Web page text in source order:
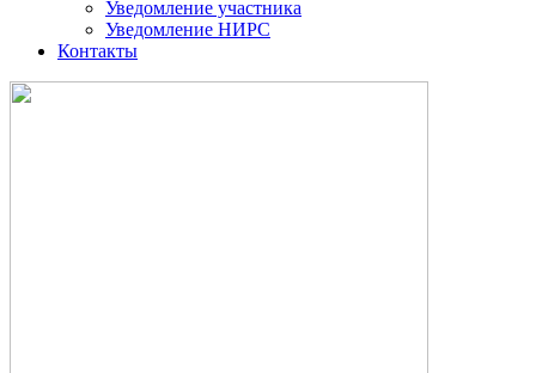
Уведомление участника
Уведомление НИРС
Контакты